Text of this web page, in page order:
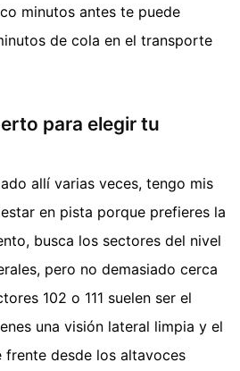
minutos antes te puede
de cola en el transporte
para elegir tu
allí varias veces, tengo mis
en pista porque prefieres la
busca los sectores del nivel
pero no demasiado cerca
102 o 111 suelen ser el
una visión lateral limpia y el
frente desde los altavoces